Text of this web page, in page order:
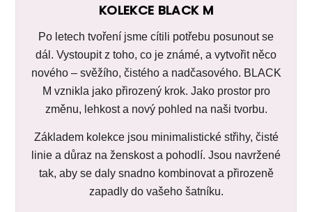
KOLEKCE BLACK M
Po letech tvoření jsme cítili potřebu posunout se
dál. Vystoupit z toho, co je známé, a vytvořit něco
nového – svěžího, čistého a nadčasového. BLACK
M vznikla jako přirozený krok. Jako prostor pro
změnu, lehkost a nový pohled na naši tvorbu.
Základem kolekce jsou minimalistické střihy, čisté
linie a důraz na ženskost a pohodlí. Jsou navržené
tak, aby se daly snadno kombinovat a přirozeně
zapadly do vašeho šatníku.